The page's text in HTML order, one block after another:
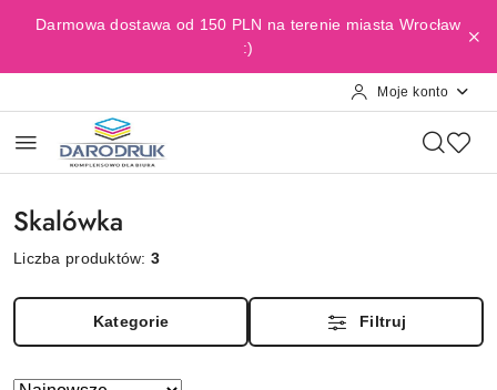
Przejdź do treści głównej
Przejdź do wyszukiwarki
Przejdź do moje konto
Przejdź do menu głównego
Przejdź do stopki
Darmowa dostawa od 150 PLN na terenie miasta Wrocław
:)
Moje konto
Skalówka
Liczba produktów:3
Kategorie Filtruj